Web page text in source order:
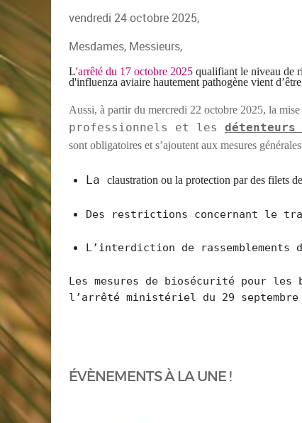
vendredi 24 octobre 2025,
Mesdames, Messieurs,
L'arrêté du 17 octobre 2025 qualifiant le niveau de
d'influenza aviaire hautement pathogène vient
Aussi, à partirdu mercredi 22 octobre 2025, la
professionnels et les détenteurs
sont obligatoires et s’ajoutent aux mesures
La claustration ou la protection par des filets
Des restrictions concernant le
L’interdiction de rassemblements
Les mesures de biosécurité pour les
l’arrêté ministériel du 29 septembre
ÉVÈNEMENTS À LA UNE !